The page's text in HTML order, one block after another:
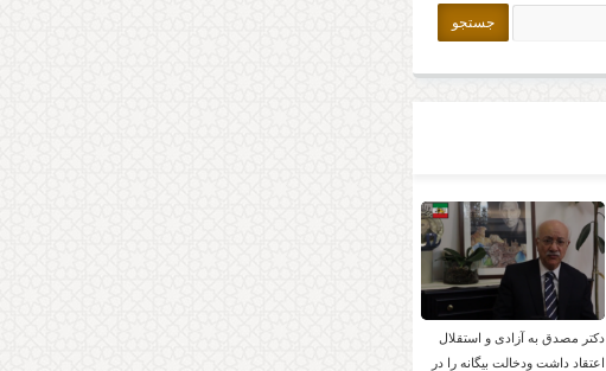
دکتر مصدق به آزادی و استقلال
اعتقاد داشت ودخالت بیگانه را در